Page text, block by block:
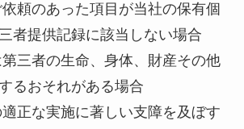
頼のあった項目が当社の保有個
者提供記録に該当しない場合
三者の生命、身体、財産その他
るおそれがある場合
正な実施に著しい支障を及ぼす